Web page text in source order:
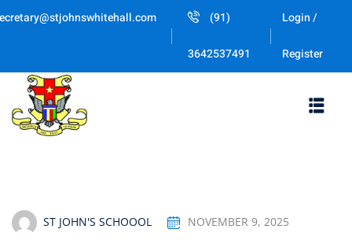
Skip
(91)
3642537491
Login /
Register
ST JOHN'S SCHOOOL NOVEMBER 9, 2025